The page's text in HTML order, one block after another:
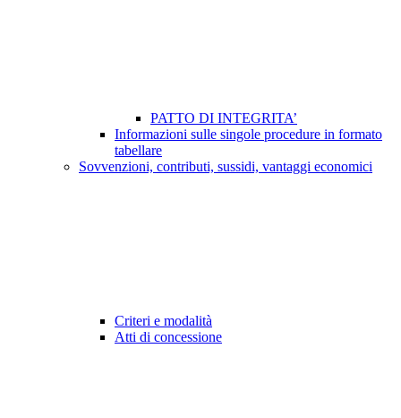
PATTO DI INTEGRITA’
Informazioni sulle singole procedure in formato
tabellare
Sovvenzioni, contributi, sussidi, vantaggi economici
Criteri e modalità
Atti di concessione